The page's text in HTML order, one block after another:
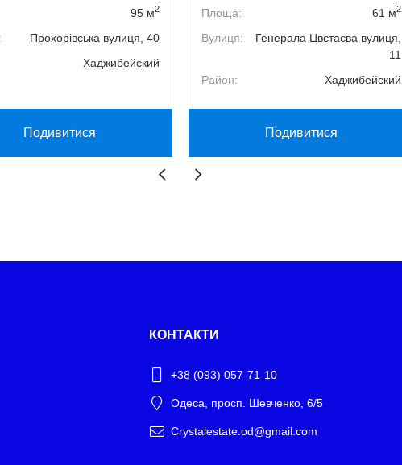
95 м2
Прохорівська вулиця, 40
Хаджибейский
Подивитися
Площа:
61 м2
Вулиця:
Генерала Цвєтаєва вулиця,
11
Район:
Хаджибейский
Подивитися
КОНТАКТИ
+38 (093) 057-71-10
Одеса, просп. Шевченко, 6/5
Crystalestate.od@gmail.com